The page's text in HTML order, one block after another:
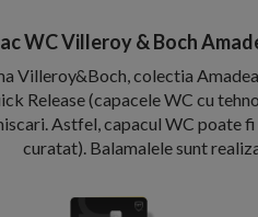
WC Villeroy & Boch
Villeroy&Boch, colectia
Release (capacele WC cu
Astfel, capacul WC poate
curatat). Balamalele sunt